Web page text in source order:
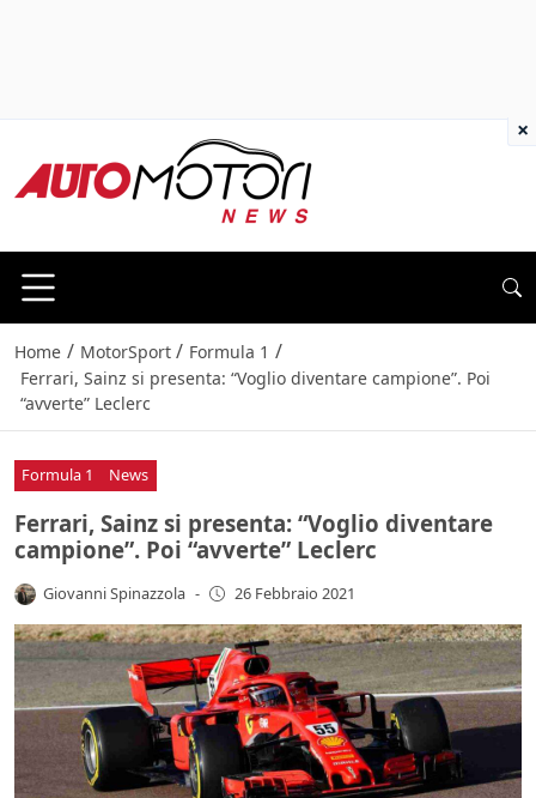
Home / MotorSport / Formula 1 /
Ferrari, Sainz si presenta: “Voglio diventare campione”. Poi
“avverte” Leclerc
Formula 1 News
Ferrari, Sainz si presenta: “Voglio diventare
campione”. Poi “avverte” Leclerc
Giovanni Spinazzola - 26 Febbraio 2021
×